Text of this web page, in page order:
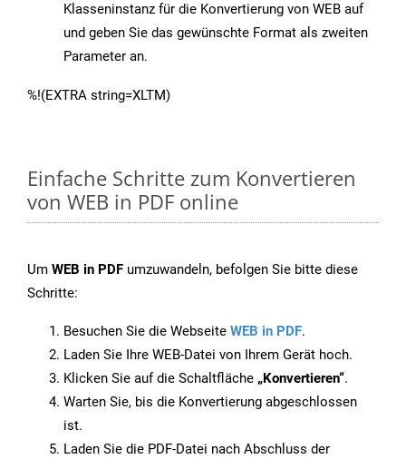
Klasseninstanz für die Konvertierung von WEB auf
und geben Sie das gewünschte Format als zweiten
Parameter an.
%!(EXTRA string=XLTM)
Einfache Schritte zum Konvertieren
von WEB in PDF online
Um WEB in PDF umzuwandeln, befolgen Sie bitte diese
Schritte:
Besuchen Sie die Webseite WEB in PDF.
Laden Sie Ihre WEB-Datei von Ihrem Gerät hoch.
Klicken Sie auf die Schaltfläche „Konvertieren“.
Warten Sie, bis die Konvertierung abgeschlossen
ist.
Laden Sie die PDF-Datei nach Abschluss der